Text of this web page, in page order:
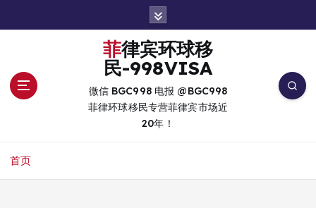
菲律宾环球移
民-998VISA
微信 BGC998 电报 @BGC998
菲律环球移民专营菲律宾市场近
20年！
首页